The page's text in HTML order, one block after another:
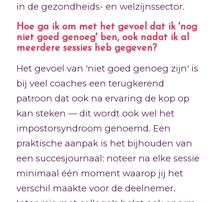
in de gezondheids- en welzijnssector.
Hoe ga ik om met het gevoel dat ik 'nog
niet goed genoeg' ben, ook nadat ik al
meerdere sessies heb gegeven?
Het gevoel van 'niet goed genoeg zijn' is
bij veel coaches een terugkerend
patroon dat ook na ervaring de kop op
kan steken — dit wordt ook wel het
impostorsyndroom genoemd. Een
praktische aanpak is het bijhouden van
een succesjournaal: noteer na elke sessie
minimaal één moment waarop jij het
verschil maakte voor de deelnemer.